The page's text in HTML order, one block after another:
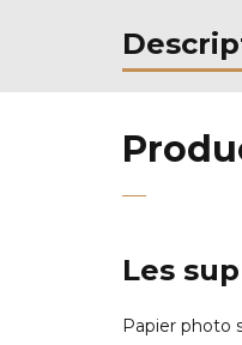
Les
Papier photo